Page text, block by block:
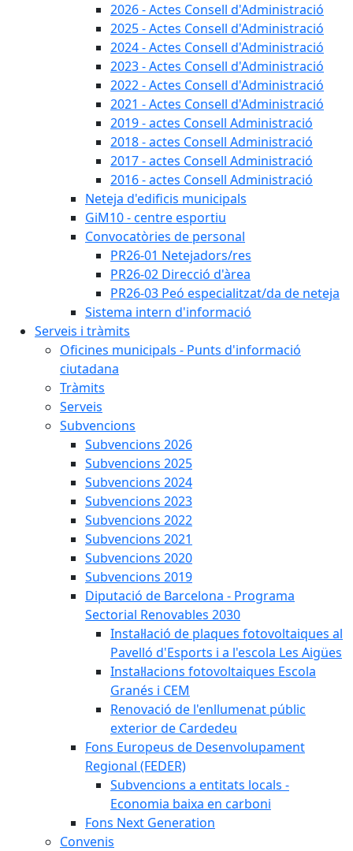
2026 - Actes Consell d'Administració
2025 - Actes Consell d'Administració
2024 - Actes Consell d'Administració
2023 - Actes Consell d'Administració
2022 - Actes Consell d'Administració
2021 - Actes Consell d'Administració
2019 - actes Consell Administració
2018 - actes Consell Administració
2017 - actes Consell Administració
2016 - actes Consell Administració
Neteja d'edificis municipals
GiM10 - centre esportiu
Convocatòries de personal
PR26-01 Netejadors/res
PR26-02 Direcció d'àrea
PR26-03 Peó especialitzat/da de neteja
Sistema intern d'informació
Serveis i tràmits
Oficines municipals - Punts d'informació
ciutadana
Tràmits
Serveis
Subvencions
Subvencions 2026
Subvencions 2025
Subvencions 2024
Subvencions 2023
Subvencions 2022
Subvencions 2021
Subvencions 2020
Subvencions 2019
Diputació de Barcelona - Programa
Sectorial Renovables 2030
Instal·lació de plaques fotovoltaiques al
Pavelló d'Esports i a l'escola Les Aigües
Instal·lacions fotovoltaiques Escola
Granés i CEM
Renovació de l'enllumenat públic
exterior de Cardedeu
Fons Europeus de Desenvolupament
Regional (FEDER)
Subvencions a entitats locals -
Economia baixa en carboni
Fons Next Generation
Convenis